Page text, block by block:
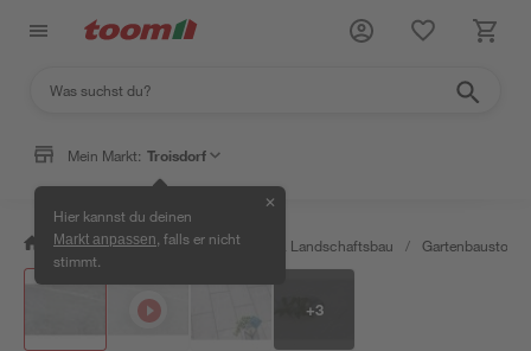
Mein Markt: Troisdorf
Hier kannst du deinen
Markt anpassen , falls er nicht
stimmt.
✕
/ Garten & Freizeit / Gartenbau & Landschaftsbau / Gartenbaustoffe
+3